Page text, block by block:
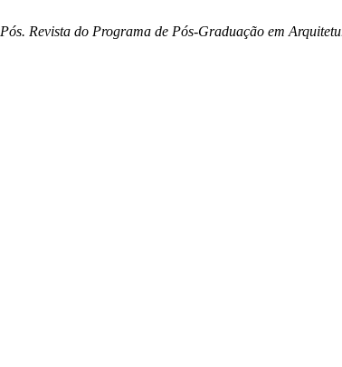
Pós. Revista do Programa de Pós-Graduação em